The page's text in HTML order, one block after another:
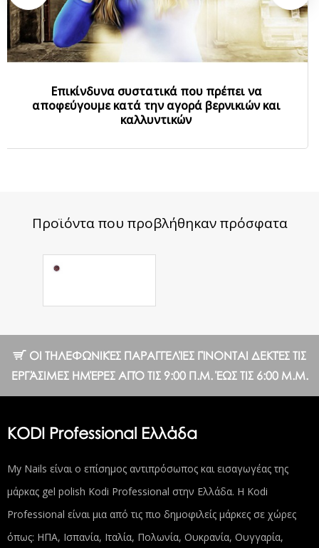
Επικίνδυνα συστατικά που πρέπει να
αποφεύγουμε κατά την αγορά βερνικιών και
καλλυντικών
Προϊόντα που προβλήθηκαν πρόσφατα
ΟΙ ΤΗΛΕΦΩΝΙΚΈΣ ΠΑΡΑΓΓΕΛΊΕΣ ΓΊΝΟΝΤΑΙ ΔΕΚΤΈΣ ΤΙΣ
ΕΡΓΆΣΙΜΕΣ ΗΜΈΡΕΣ ΑΠΌ ΤΙΣ 9:00 Π.Μ. ΈΩΣ ΤΙΣ 6:00 Μ.Μ.
KODI Professional Ελλάδα
My Nails είναι ο επίσημος αντιπρόσωπος και εισαγωγέας της
μάρκας gel polish Kodi Professional στην Ελλάδα. Η Kodi
Professional είναι μια από τις πιο δημοφιλείς μάρκες σε χώρες
όπως: ΗΠΑ, Ισπανία, Ιταλία, Πολωνία, Ουκρανία, Ουγγαρία,